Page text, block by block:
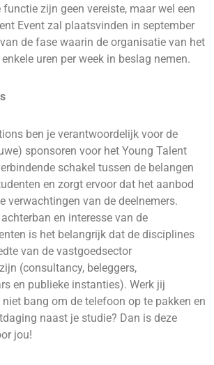
functie zijn geen vereiste, maar wel een
Event zal plaatsvinden in september
de fase waarin de organisatie van het
uren per week in beslag nemen.
ben je verantwoordelijk voor de
sponsoren voor het Young Talent
schakel tussen de belangen
en zorgt ervoor dat het aanbod
verwachtingen van de deelnemers.
en interesse van de
is het belangrijk dat de disciplines
van de vastgoedsector
(consultancy, beleggers,
en publieke instanties). Werk jij
bang om de telefoon op te pakken en
naast je studie? Dan is deze
jou!